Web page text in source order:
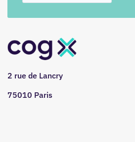
2 rue de Lancry
75010 Paris